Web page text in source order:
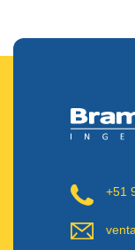
+51